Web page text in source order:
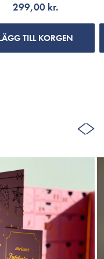
299,00 kr.
TILL KORGEN